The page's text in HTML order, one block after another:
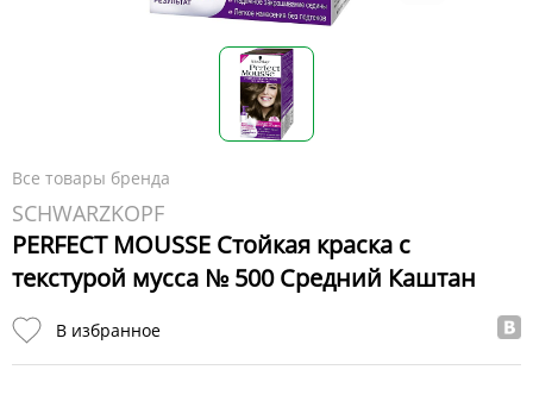
Все товары бренда
SCHWARZKOPF
PERFECT MOUSSE Стойкая краска с
текстурой мусса № 500 Средний Каштан
В избранное